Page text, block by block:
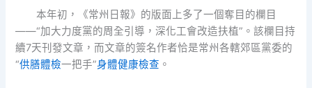
本年初，《常州日報》的版面上多了一個奪目的欄目
——“加大力度黨的周全引導，深化工會改造扶植”。該欄目持
續7天刊發文章，而文章的簽名作者恰是常州各轄郊區黨委的
“供膳體檢一把手”身體健康檢查 。